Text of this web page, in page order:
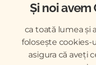
ȘTIINȚĂ ȘI PRACTICĂ
DESCĂRCĂRI
Și noi avem
ca toată lumea și
folosește cookies-
asigura că aveți